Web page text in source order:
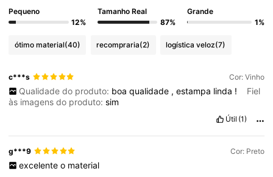
Pequeno
12%
Tamanho Real
87%
Grande
1%
ótimo material(40) recompraria(2) logística veloz(7)
c***s Cor: Vinho
Qualidade do produto: boa qualidade , estampa linda !
Fiel
às imagens do produto:sim
Útil (1)
g***9 Cor: Preto
excelente o material